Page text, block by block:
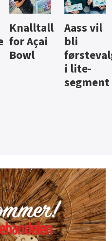
Brus og
jus fra
Berentsen
Hard
iste fra
Hansa